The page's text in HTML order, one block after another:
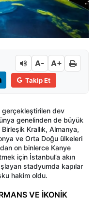
A- A+
Takip Et
gerçekleştirilen dev
genelinden de büyük
Krallık, Almanya,
ve Orta Doğu ülkeleri
on binlerce Kanye
için İstanbul’a akın
stadyumda kapılar
hakim oldu.
VE İKONİK